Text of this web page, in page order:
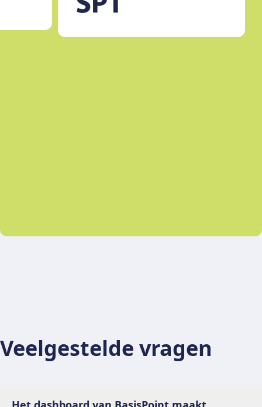
Veelgestelde vragen